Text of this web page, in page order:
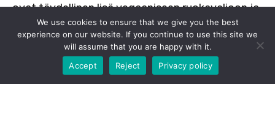
ovat täydellinen lisä vegaaniseen ruokavalioon ja
tarjoavat herkullisia ja terveellisiä vaihtoehtoja
kaikille.
Yhteenvetona voidaan todeta, että
vegaaniruoka ja kotimaiset juomat ovat
-10% kun tilaat nouto verkkokaupastamme. Tilaa
nyt!
We use cookies to ensure that we give you the best
experience on our website. If you continue to use this site we
will assume that you are happy with it.
Accept
Reject Privacy policy